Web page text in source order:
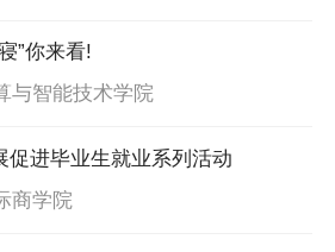
”你来看!
与智能技术学院
促进毕业生就业系列活动
商学院